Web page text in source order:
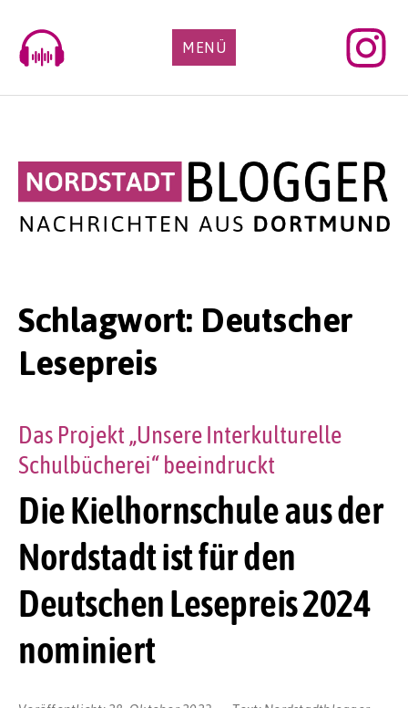
content
MENÜ
Schlagwort: Deutscher
Lesepreis
Die Kielhornschule aus der
Nordstadt ist für den
Deutschen Lesepreis 2024
nominiert
Das Projekt „Unsere Interkulturelle
Schulbücherei“ beeindruckt